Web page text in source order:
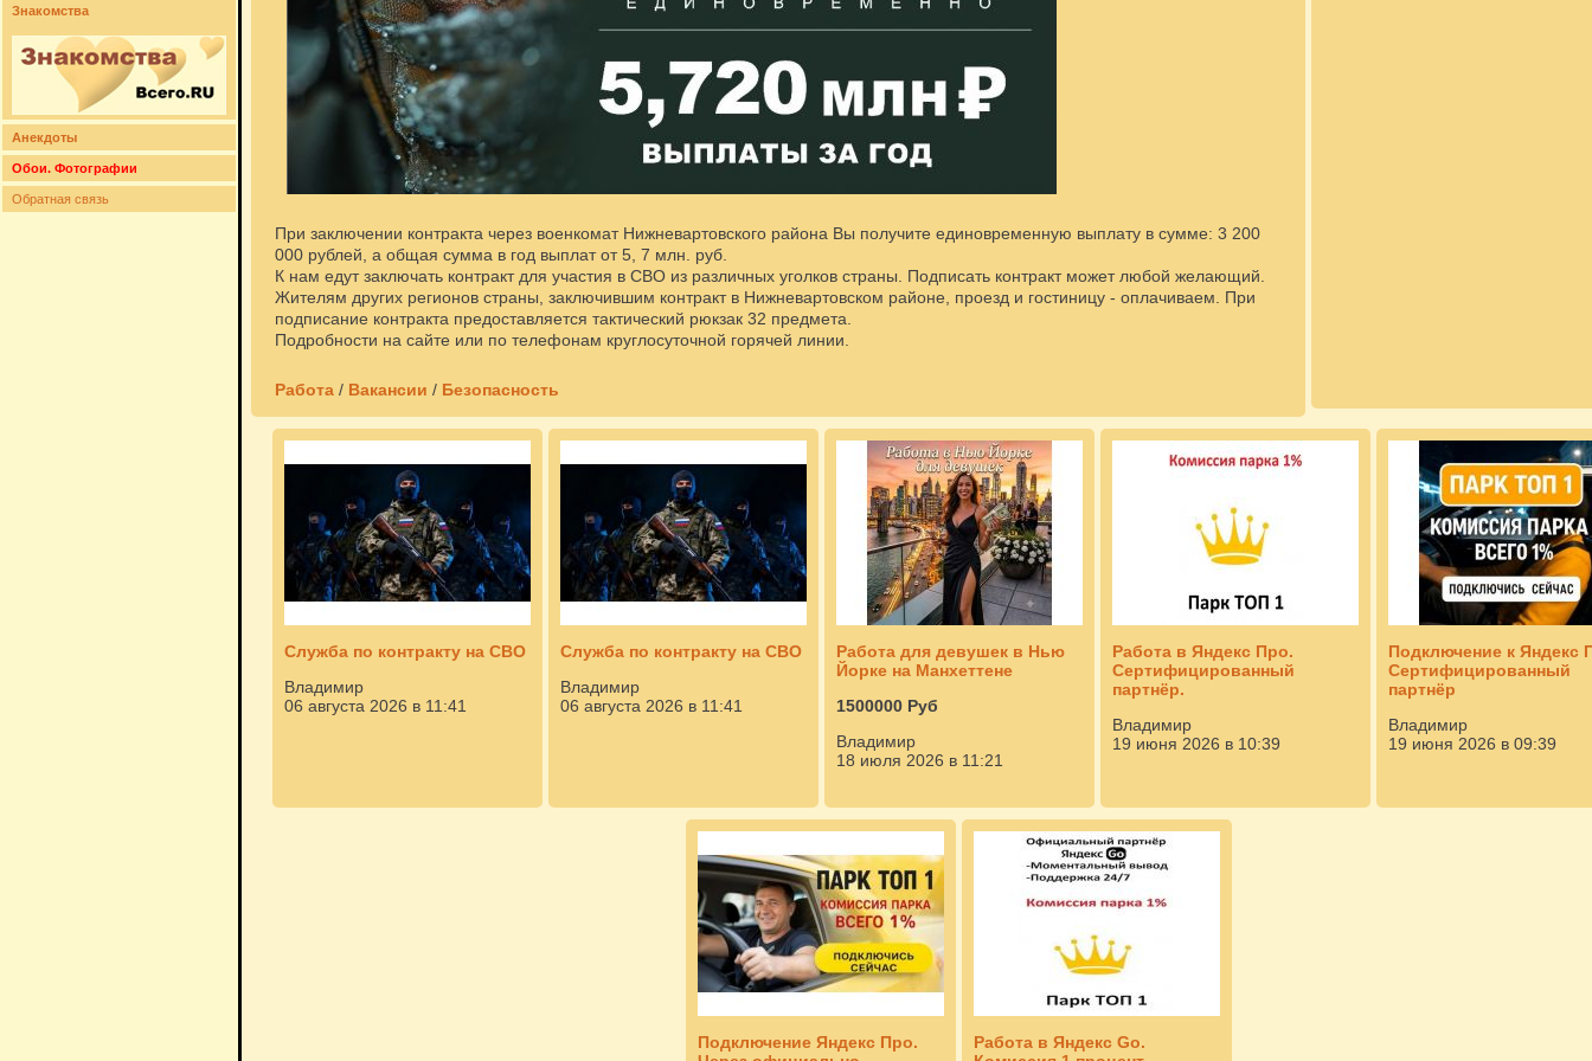
Знакомства
Анекдоты
Обои. Фотографии
Обратная связь
При заключении контракта через военкомат Нижневартовского района Вы получите единовременную выплату в сумме: 3 200
000 рублей, а общая сумма в год выплат от 5, 7 млн. руб.
К нам едут заключать контракт для участия в СВО из различных уголков страны. Подписать контракт может любой желающий.
Жителям других регионов страны, заключившим контракт в Нижневартовском районе, проезд и гостиницу - оплачиваем. При
подписание контракта предоставляется тактический рюкзак 32 предмета.
Подробности на сайте или по телефонам круглосуточной горячей линии.
Работа / Вакансии / Безопасность
Служба по контракту на СВО
Владимир
06 августа 2026 в 11:41
Служба по контракту на СВО
Владимир
06 августа 2026 в 11:41
Работа для девушек в Нью
Йорке на Манхеттене
1500000 Руб
Владимир
18 июля 2026 в 11:21
Работа в Яндекс Про.
Сертифицированный
партнёр.
Владимир
19 июня 2026 в 10:39
Подключение к Яндекс
Сертифицированный
партнёр
Владимир
19 июня 2026 в 09:39
Подключение Яндекс Про.
Работа в Яндекс Go.